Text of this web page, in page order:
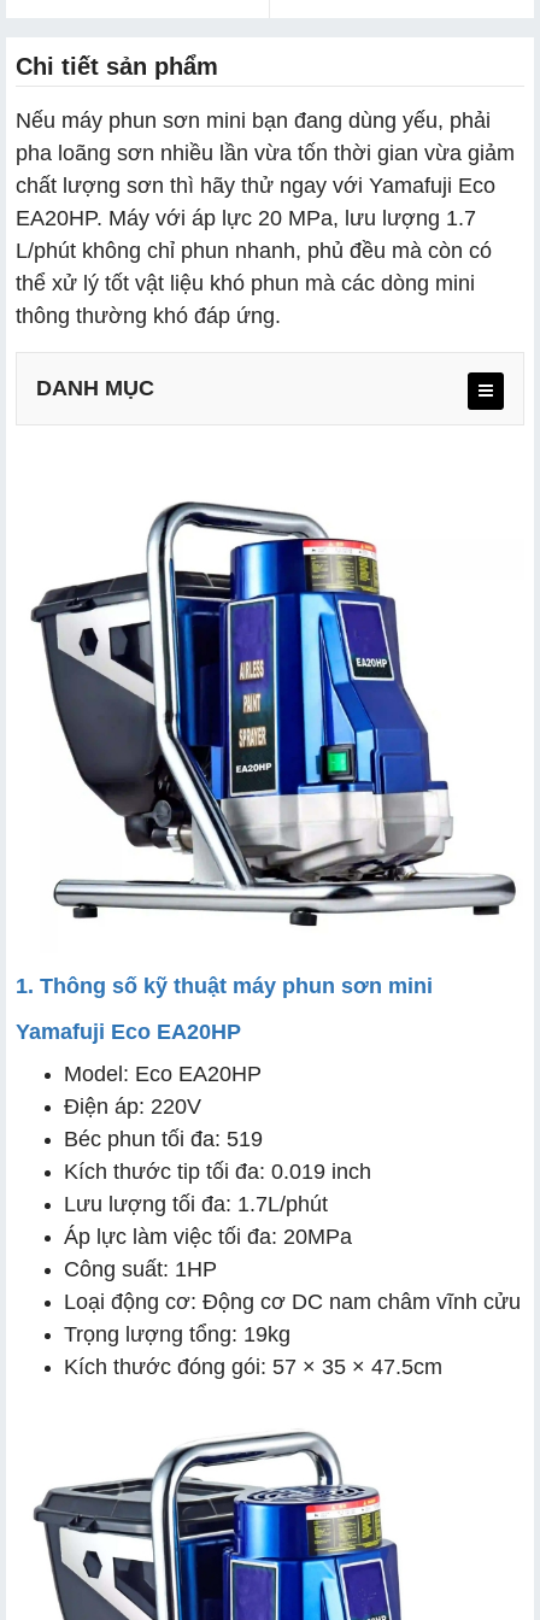
Chi tiết sản phẩm
Nếu máy phun sơn mini bạn đang dùng yếu, phải
pha loãng sơn nhiều lần vừa tốn thời gian vừa giảm
chất lượng sơn thì hãy thử ngay với Yamafuji Eco
EA20HP. Máy với áp lực 20 MPa, lưu lượng 1.7
L/phút không chỉ phun nhanh, phủ đều mà còn có
thể xử lý tốt vật liệu khó phun mà các dòng mini
thông thường khó đáp ứng.
DANH MỤC
2.1 Tích hợp phễu chứa trực tiếp 6L
2.2 Thiết kế gọn nhẹ
2.3 Động cơ DC nam châm vĩnh cửu
2.4 Bền bỉ, ít hỏng hóc
2.5 Dễ sử dụng, phù hợp cả người mới
1. Thông số kỹ thuật máy phun sơn mini
Yamafuji Eco EA20HP
Model: Eco EA20HP
Điện áp: 220V
Béc phun tối đa: 519
Kích thước tip tối đa: 0.019 inch
Lưu lượng tối đa: 1.7L/phút
Áp lực làm việc tối đa: 20MPa
Công suất: 1HP
Loại động cơ: Động cơ DC nam châm vĩnh cửu
Trọng lượng tổng: 19kg
Kích thước đóng gói: 57 × 35 × 47.5cm